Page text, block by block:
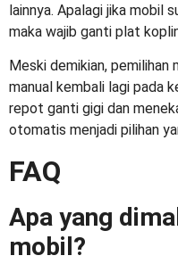
lainnya. Apalagi jika mobil
maka wajib ganti plat
Meski demikian,
manual kembali lagi pada
repot ganti gigi dan
otomatis menjadi pilihan
FAQ
Apa yang
mobil?